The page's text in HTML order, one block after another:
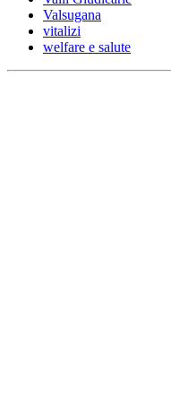
Valsugana
vitalizi
welfare e salute